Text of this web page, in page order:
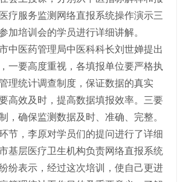
疗服务监测网络直报系统操作演示三
加培训会的学员进行详细讲解。
医药管理局中医科科长刘世婵提出
一要高度重视，各填报单位要严格执
理统计调查制度，保证数据的真实
高效及时，提高数据填报效率。三要
，确保监测数据及时、准确、完整。
，李原对学员们的提问进行了详细
基层医疗卫生机构负责网络直报系统
纷表示，经过这次培训，使自己更进